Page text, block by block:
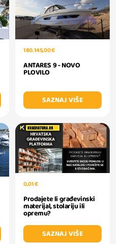
180.145,00 €
ANTARES 9 - NOVO
PLOVILO
SAZNAJ VIŠE
0,01 €
Prodajete li građevinski
materijal, stolariju ili
opremu?
SAZNAJ VIŠE